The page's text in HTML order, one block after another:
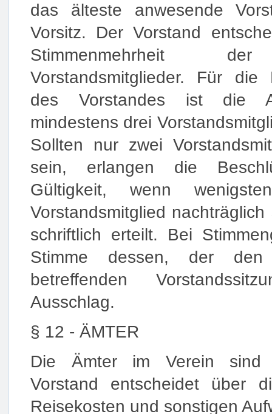
das älteste anwesende
Vorsitz. Der Vorstand
Stimmenmehrheit
Vorstandsmitglieder. Für die
des Vorstandes ist die
mindestens drei
Sollten nur zwei
sein, erlangen die
Gültigkeit, wenn
Vorstandsmitglied
schriftlich erteilt. Bei
Stimme dessen, der
betreffenden
Ausschlag.
§ 12 - ÄMTER
Die Ämter im Verein sind
Vorstand entscheidet über
Reisekosten und sonstigen